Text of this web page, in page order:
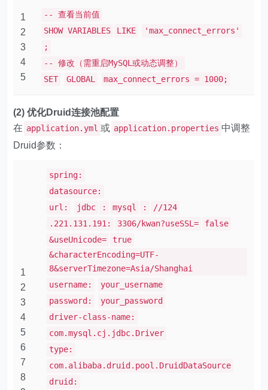
1
2
3
4
5
-- 查看当前值
SHOW VARIABLES
LIKE
'max_connect_errors'
;
-- 修改（需重启MySQL或动态调整）
SET
GLOBAL max_connect_errors = 1000;
(2) 优化Druid连接池配置
在 application.yml 或 application.properties 中调整
Druid参数：
1
2
3
4
5
6
7
8
spring:
datasource:
url:
jdbc : mysql :
//124
.221.131.191:
3306/kwan?useSSL=
false
&useUnicode=
true
&characterEncoding=UTF-
8&serverTimezone=Asia/Shanghai
username:
your_username
password:
your_password
driver-class-name:
com.mysql.cj.jdbc.Driver
type:
com.alibaba.druid.pool.DruidDataSource
druid: